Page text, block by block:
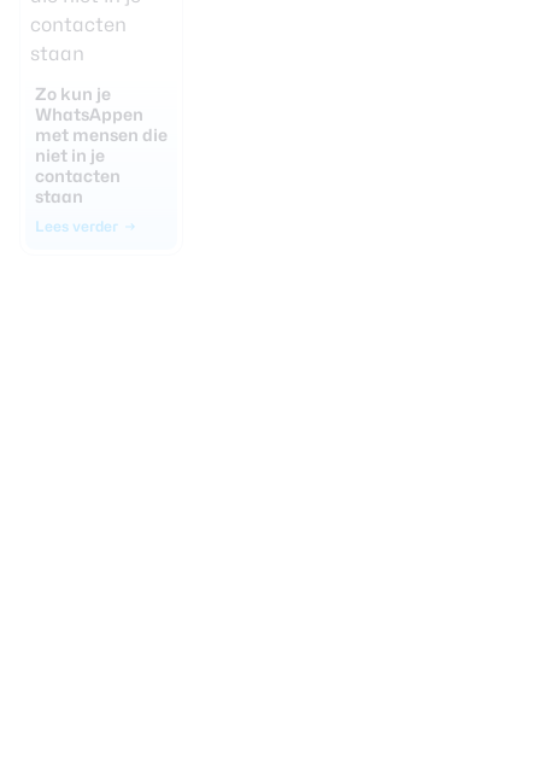
Zo kun je
WhatsAppen
met mensen die
niet in je
contacten
staan
Lees verder